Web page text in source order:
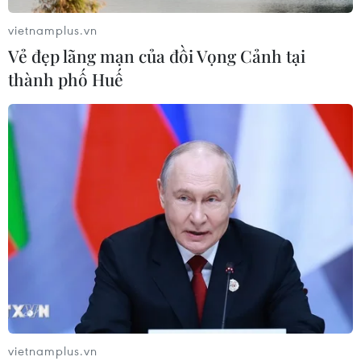
CƠ QUAN CHỦ QUẢN: THÔNG TẤN XÃ VIỆT NAM
Tổng Biên tập: TRẦN TIẾN DUẨN
Phó Tổng Biên tập: NGUYỄN THỊ TÁM, KHÚC THANH
THỦY
Sở hữu trí tuệ
Quy định sử dụng
Hỗ trợ
Ngôn ngữ
TTXVN
Dịch vụ tin
Quảng cáo
vietnamplus.vn
Vẻ đẹp lãng mạn của đồi Vọng Cảnh tại
thành phố Huế
vietnamplus.vn